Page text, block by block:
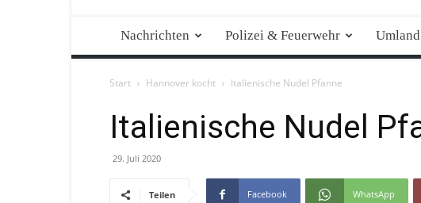
Nachrichten Polizei & Feuerwehr Umland
Start Hannover kocht Italienische Nudel Pfanne
Italienische Nudel
29. Juli 2020
Teilen Facebook WhatsApp